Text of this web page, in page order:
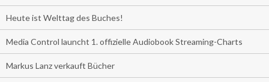
Heute ist Welttag des Buches!
Media Control launcht 1. offizielle Audiobook Streaming-Charts
Markus Lanz verkauft Bücher